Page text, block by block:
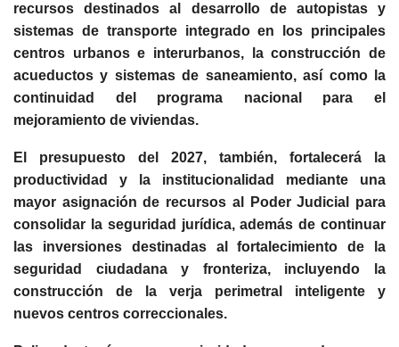
recursos destinados al desarrollo de autopistas y
sistemas de transporte integrado en los principales
centros urbanos e interurbanos, la construcción de
acueductos y sistemas de saneamiento, así como la
continuidad del programa nacional para el
mejoramiento de viviendas.
El presupuesto del 2027, también, fortalecerá la
productividad y la institucionalidad mediante una
mayor asignación de recursos al Poder Judicial para
consolidar la seguridad jurídica, además de continuar
las inversiones destinadas al fortalecimiento de la
seguridad ciudadana y fronteriza, incluyendo la
construcción de la verja perimetral inteligente y
nuevos centros correccionales.